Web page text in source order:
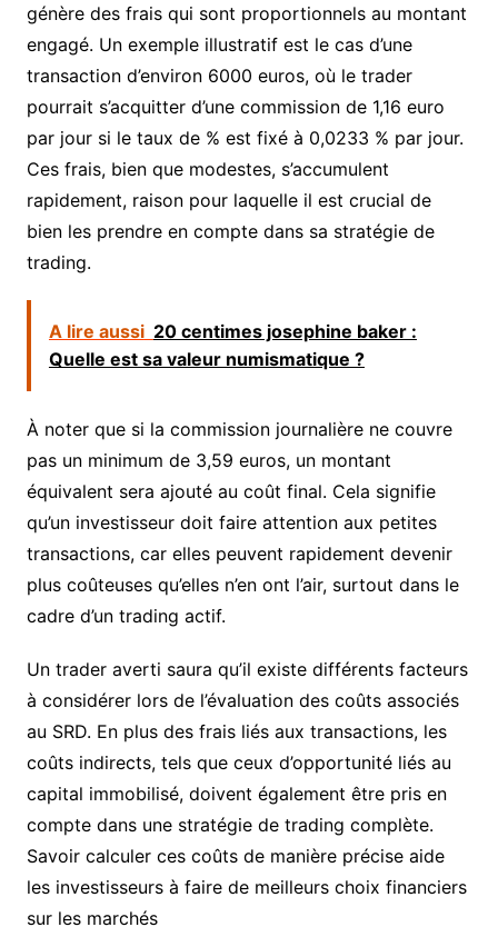
génère des frais qui sont proportionnels au montant
engagé. Un exemple illustratif est le cas d’une
transaction d’environ 6000 euros, où le trader
pourrait s’acquitter d’une commission de 1,16 euro
par jour si le taux de % est fixé à 0,0233 % par jour.
Ces frais, bien que modestes, s’accumulent
rapidement, raison pour laquelle il est crucial de
bien les prendre en compte dans sa stratégie de
trading.
A lire aussi 20 centimes josephine baker :
Quelle est sa valeur numismatique ?
À noter que si la commission journalière ne couvre
pas un minimum de 3,59 euros, un montant
équivalent sera ajouté au coût final. Cela signifie
qu’un investisseur doit faire attention aux petites
transactions, car elles peuvent rapidement devenir
plus coûteuses qu’elles n’en ont l’air, surtout dans le
cadre d’un trading actif.
Un trader averti saura qu’il existe différents facteurs
à considérer lors de l’évaluation des coûts associés
au SRD. En plus des frais liés aux transactions, les
coûts indirects, tels que ceux d’opportunité liés au
capital immobilisé, doivent également être pris en
compte dans une stratégie de trading complète.
Savoir calculer ces coûts de manière précise aide
les investisseurs à faire de meilleurs choix financiers
sur les marchés